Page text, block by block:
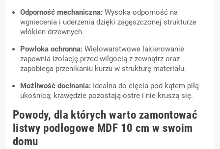
Odporność mechaniczna: Wysoka odporność na
wgniecenia i uderzenia dzięki zagęszczonej strukturze
włókien drzewnych.
Powłoka ochronna: Wielowarstwowe lakierowanie
zapewnia izolację przed wilgocią z zewnątrz oraz
zapobiega przenikaniu kurzu w strukturę materiału.
Możliwość docinania: Idealna do cięcia pod kątem piłą
ukośnicą; krawędzie pozostają ostre i nie kruszą się.
Powody, dla których warto zamontować
listwy podłogowe MDF 10 cm w swoim
domu